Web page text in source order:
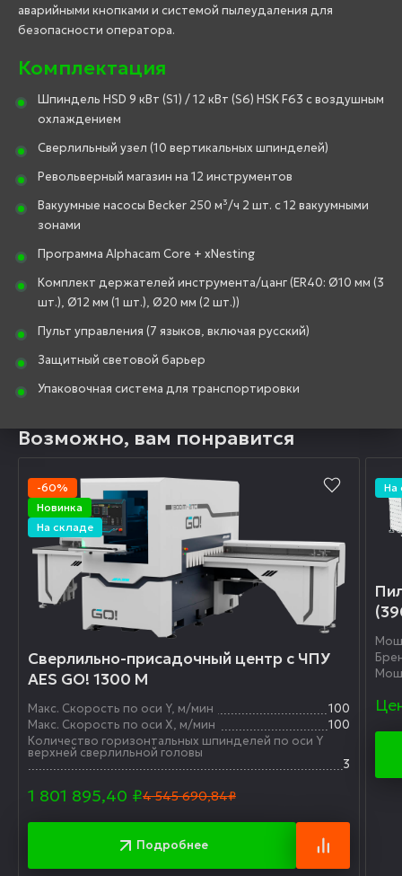
аварийными кнопками и системой пылеудаления для
безопасности оператора.
Комплектация
Шпиндель HSD 9 кВт (S1) / 12 кВт (S6) HSK F63 с воздушным
охлаждением
Сверлильный узел (10 вертикальных шпинделей)
Револьверный магазин на 12 инструментов
Вакуумные насосы Becker 250 м³/ч 2 шт. с 12 вакуумными
зонами
Программа Alphacam Core + xNesting
Комплект держателей инструмента/цанг (ER40: Ø10 мм (3
шт.), Ø12 мм (1 шт.), Ø20 мм (2 шт.))
Пульт управления (7 языков, включая русский)
Защитный световой барьер
Упаковочная система для транспортировки
Возможно, вам понравится
-60%
Новинка
На складе
Сверлильно-присадочный центр с ЧПУ
AES GO! 1300 M
Макс. Скорость по оси Y, м/мин
100
Макс. Скорость по оси X, м/мин
100
Количество горизонтальных шпинделей по оси Y
верхней сверлильной головы
3
1 801 895,40 ₽4 545 690,84₽
Подробнее
На